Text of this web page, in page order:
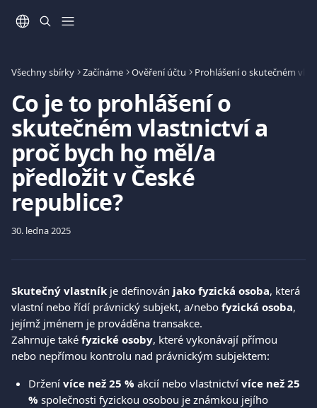
Všechny sbírky Začínáme Ověření účtu Prohlášení o skutečném
Co je to prohlášení o
skutečném vlastnictví a
proč bych ho měl/a
předložit v České
republice?
30. ledna 2025
Skutečný vlastník je definován jako fyzická osoba, která
vlastní nebo řídí právnický subjekt, a/nebo fyzická osoba,
jejímž jménem je prováděna transakce.
Zahrnuje také fyzické osoby, které vykonávají přímou
nebo nepřímou kontrolu nad právnickým subjektem:
Držení více než 25 % akcií nebo vlastnictví více než 25
% společnosti fyzickou osobou je známkou jejího